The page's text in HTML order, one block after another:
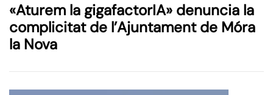
«Aturem la gigafactorIA» denuncia la
complicitat de l’Ajuntament de Móra
la Nova